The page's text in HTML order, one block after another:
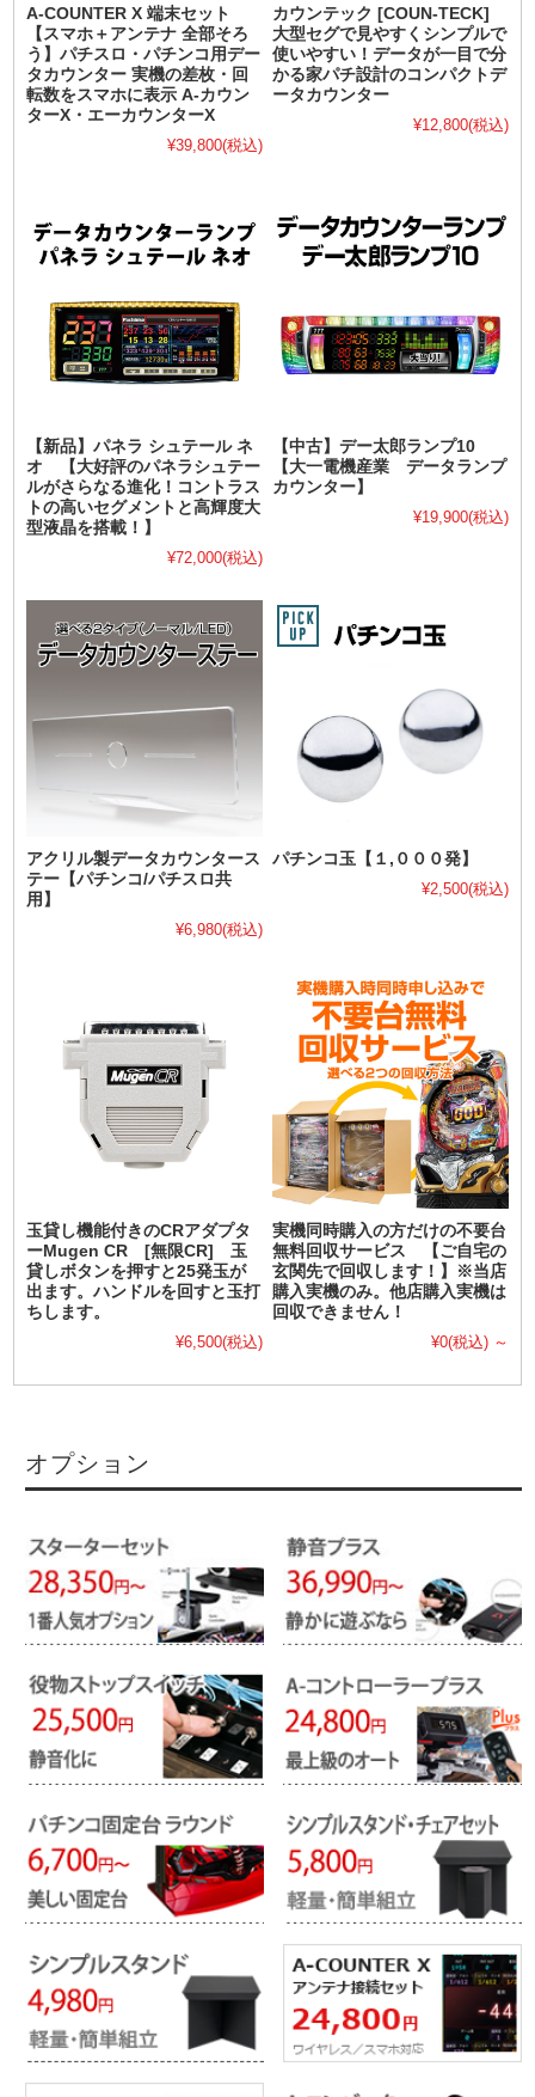
A-COUNTER X 端末セット
【スマホ＋アンテナ 全部そろ
う】パチスロ・パチンコ用デー
タカウンター 実機の差枚・回
転数をスマホに表示 A-カウン
ターX・エーカウンターX
¥39,800(税込)
カウンテック [COUN-TECK]
大型セグで見やすくシンプルで
使いやすい！データが一目で分
かる家パチ設計のコンパクトデ
ータカウンター
¥12,800(税込)
【新品】パネラ シュテール ネ
オ 【大好評のパネラシュテー
ルがさらなる進化！コントラス
トの高いセグメントと高輝度大
型液晶を搭載！】
¥72,000(税込)
【中古】デー太郎ランプ10
【大一電機産業 データランプ
カウンター】
¥19,900(税込)
アクリル製データカウンタース
テー【パチンコ/パチスロ共
用】
¥6,980(税込)
パチンコ玉【１,０００発】
¥2,500(税込)
玉貸し機能付きのCRアダプタ
ーMugen CR [無限CR] 玉
貸しボタンを押すと25発玉が
出ます。ハンドルを回すと玉打
ちします。
¥6,500(税込)
実機同時購入の方だけの不要台
無料回収サービス 【ご自宅の
玄関先で回収します！】※当店
購入実機のみ。他店購入実機は
回収できません！
¥0(税込) ～
オプション